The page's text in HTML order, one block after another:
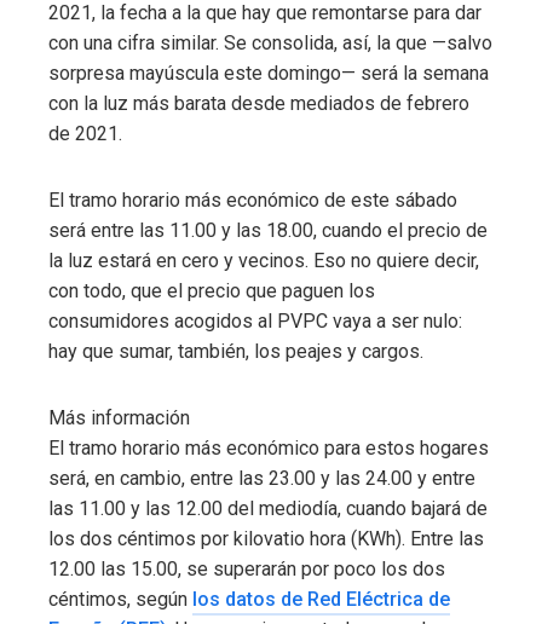
2021, la fecha a la que hay que remontarse para dar
con una cifra similar. Se consolida, así, la que —salvo
sorpresa mayúscula este domingo— será la semana
con la luz más barata desde mediados de febrero
de 2021.
El tramo horario más económico de este sábado
será entre las 11.00 y las 18.00, cuando el precio de
la luz estará en cero y vecinos. Eso no quiere decir,
con todo, que el precio que paguen los
consumidores acogidos al PVPC vaya a ser nulo:
hay que sumar, también, los peajes y cargos.
Más información
El tramo horario más económico para estos hogares
será, en cambio, entre las 23.00 y las 24.00 y entre
las 11.00 y las 12.00 del mediodía, cuando bajará de
los dos céntimos por kilovatio hora (KWh). Entre las
12.00 las 15.00, se superarán por poco los dos
céntimos, según los datos de Red Eléctrica de